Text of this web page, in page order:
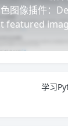
色图像插件：
t featured
学习